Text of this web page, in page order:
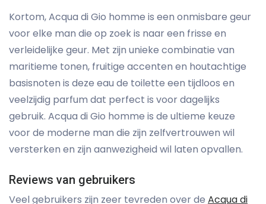
Kortom, Acqua di Gio homme is een onmisbare geur
voor elke man die op zoek is naar een frisse en
verleidelijke geur. Met zijn unieke combinatie van
maritieme tonen, fruitige accenten en houtachtige
basisnoten is deze eau de toilette een tijdloos en
veelzijdig parfum dat perfect is voor dagelijks
gebruik. Acqua di Gio homme is de ultieme keuze
voor de moderne man die zijn zelfvertrouwen wil
versterken en zijn aanwezigheid wil laten opvallen.
Reviews van gebruikers
Veel gebruikers zijn zeer tevreden over de Acqua di